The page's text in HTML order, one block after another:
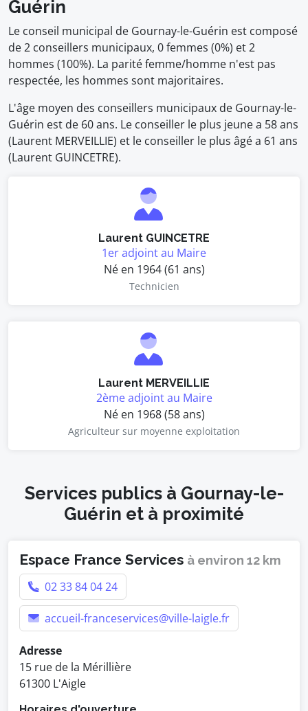
Guérin
Le conseil municipal de Gournay-le-Guérin est composé
de 2 conseillers municipaux, 0 femmes (0%) et 2
hommes (100%). La parité femme/homme n'est pas
respectée, les hommes sont majoritaires.
L'âge moyen des conseillers municipaux de Gournay-le-
Guérin est de 60 ans. Le conseiller le plus jeune a 58 ans
(Laurent MERVEILLIE) et le conseiller le plus âgé a 61 ans
(Laurent GUINCETRE).
Laurent GUINCETRE
1er adjoint au Maire
Né en 1964 (61 ans)
Technicien
Laurent MERVEILLIE
2ème adjoint au Maire
Né en 1968 (58 ans)
Agriculteur sur moyenne exploitation
Services publics à Gournay-le-
Guérin et à proximité
Espace France Services à environ 12 km
02 33 84 04 24
accueil-franceservices@ville-laigle.fr
Adresse
15 rue de la Mérillière
61300 L'Aigle